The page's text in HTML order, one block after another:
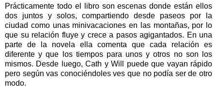
Prácticamente todo el libro son escenas donde están ellos
dos juntos y solos, compartiendo desde paseos por la
ciudad como unas minivacaciones en las montañas, por lo
que su relación fluye y crece a pasos agigantados. En una
parte de la novela ella comenta que cada relación es
diferente y que los tiempos para unos y otros no son los
mismos. Desde luego, Cath y Will puede que vayan rápido
pero según vas conociéndoles ves que no podía ser de otro
modo.